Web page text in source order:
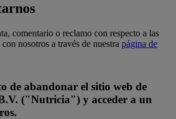
comentario o reclamo con respecto a las
nosotros a través de nuestra página de
de abandonar el sitio web de
("Nutricia") y acceder a un